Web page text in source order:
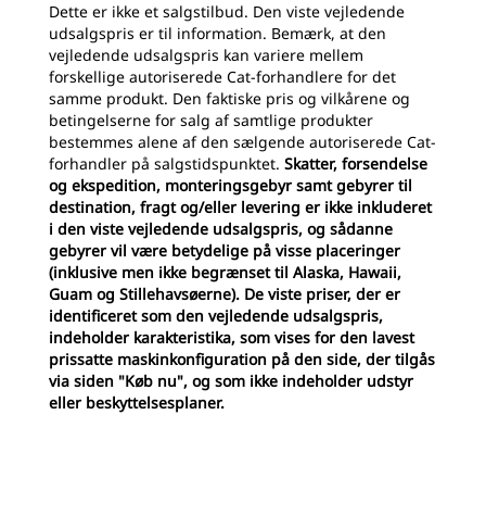
Dette er ikke et salgstilbud. Den viste vejledende
udsalgspris er til information. Bemærk, at den
vejledende udsalgspris kan variere mellem
forskellige autoriserede Cat-forhandlere for det
samme produkt. Den faktiske pris og vilkårene og
betingelserne for salg af samtlige produkter
bestemmes alene af den sælgende autoriserede Cat-
forhandler på salgstidspunktet. Skatter, forsendelse
og ekspedition, monteringsgebyr samt gebyrer til
destination, fragt og/eller levering er ikke inkluderet
i den viste vejledende udsalgspris, og sådanne
gebyrer vil være betydelige på visse placeringer
(inklusive men ikke begrænset til Alaska, Hawaii,
Guam og Stillehavsøerne). De viste priser, der er
identificeret som den vejledende udsalgspris,
indeholder karakteristika, som vises for den lavest
prissatte maskinkonfiguration på den side, der tilgås
via siden "Køb nu", og som ikke indeholder udstyr
eller beskyttelsesplaner.